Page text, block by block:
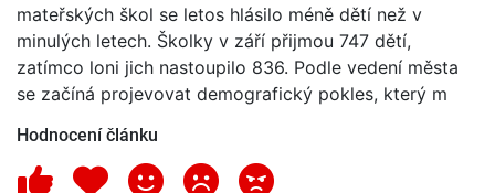
mateřských škol se letos hlásilo méně dětí než v
minulých letech. Školky v září přijmou 747 dětí,
zatímco loni jich nastoupilo 836. Podle vedení města
se začíná projevovat demografický pokles, který m
Hodnocení článku